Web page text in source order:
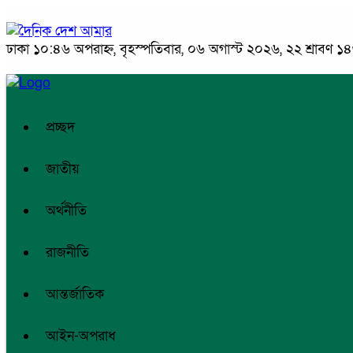
ঢাকা ১০:৪৬ অপরাহ্ন, বৃহস্পতিবার, ০৬ অগাস্ট ২০২৬, ২২ শ্রাবণ
প্রচ্ছদ
জাতীয়
অর্থনীতি
রাজনীতি
আন্তর্জাতিক
আইন-অপরাধ